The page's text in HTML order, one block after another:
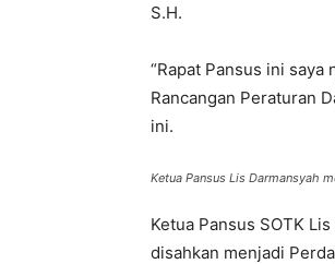
S.H.
“Rapat Pansus ini saya
Rancangan Peraturan
ini.‌
Ketua Pansus Lis Darmansyah
Ketua Pansus SOTK
disahkan menjadi